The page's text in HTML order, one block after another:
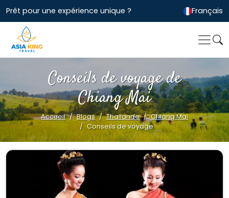
Prêt pour une expérience unique ? Français
Conseils de voyage de
Chiang Mai
Accueil Blogs Thailande
Chiang Mai
Conseils de voyage